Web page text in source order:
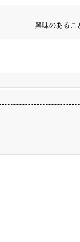
興味のあるこ